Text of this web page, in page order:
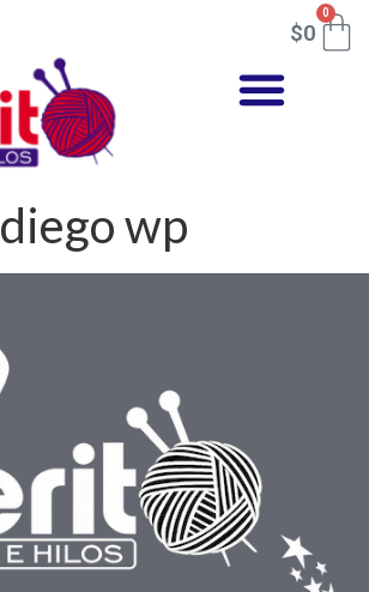
$0
0
diego wp